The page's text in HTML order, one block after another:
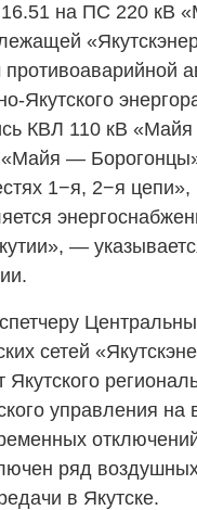
на ПС 220 кВ
Якутского
КВЛ 110 кВ
«Майя —
1−я, 2−я цепи»,
—
сетей
Якутского
управления на
ряд
в Якутске.